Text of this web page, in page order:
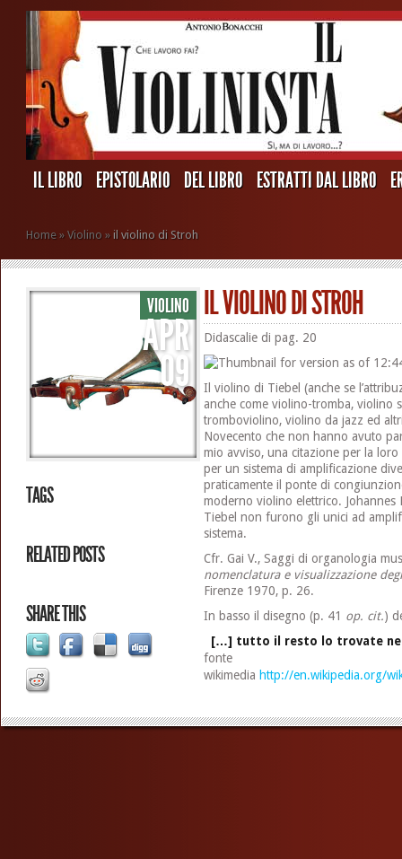
IL LIBRO EPISTOLARIO DEL LIBRO ESTRATTI DAL LIBRO
Home » Violino » il violino di Stroh
VIOLINO
APR
09
TAGS
RELATED POSTS
SHARE THIS
IL VIOLINO DI STROH
Didascalie di pag. 20
Il violino di Tiebel (anche se
anche come violino-tromba, violino
tromboviolino, violino da jazz ed
Novecento che non hanno avuto
mio avviso, una citazione per la
per un sistema di amplificazione
praticamente il ponte di
moderno violino elettrico. Johannes
Tiebel non furono gli unici ad
sistema.
Cfr. Gai V., Saggi di organologia
nomenclatura e visualizzazione
Firenze 1970, p. 26.
In basso il disegno (p. 41 op. cit.)
[…] tutto il resto lo trovate
fonte
wikimedia http://en.wikipedia.org/